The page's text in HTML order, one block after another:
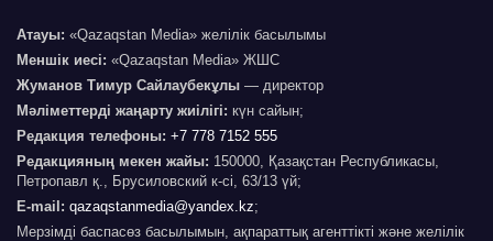
Атауы: «Qazaqstan Media» желілік басылымы
Меншік иесі: «Qazaqstan Media» ЖШС
Жуманов Тимур Сайлаубекұлы — директор
Мәліметтерді жаңарту жиілігі: күн сайын;
Редакция телефоны: +7 778 7152 555
Редакцияның мекен жайы: 150000, Қазақстан Республикасы,
Петропавл қ., Брусиловский к-сі, 63/13 үй;
E-mail: qazaqstanmedia@yandex.kz;
Мерзімді баспасөз басылымын, ақпараттық агенттікті және желілік